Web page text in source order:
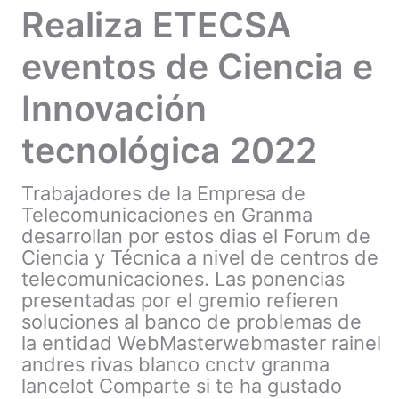
Realiza ETECSA
eventos de Ciencia e
Innovación
tecnológica 2022
Trabajadores de la Empresa de
Telecomunicaciones en Granma
desarrollan por estos dias el Forum de
Ciencia y Técnica a nivel de centros de
telecomunicaciones. Las ponencias
presentadas por el gremio refieren
soluciones al banco de problemas de
la entidad WebMasterwebmaster rainel
andres rivas blanco cnctv granma
lancelot Comparte si te ha gustado